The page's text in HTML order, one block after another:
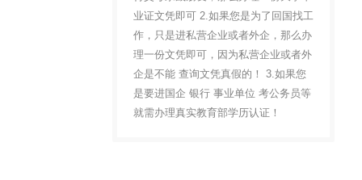
业证文凭即可 2.如果您是为了回国找工
作，只是进私营企业或者外企，那么办
理一份文凭即可，因为私营企业或者外
企是不能 查询文凭真假的！ 3.如果您
是要进国企 银行 事业单位 考公务员等
就需办理真实教育部学历认证！